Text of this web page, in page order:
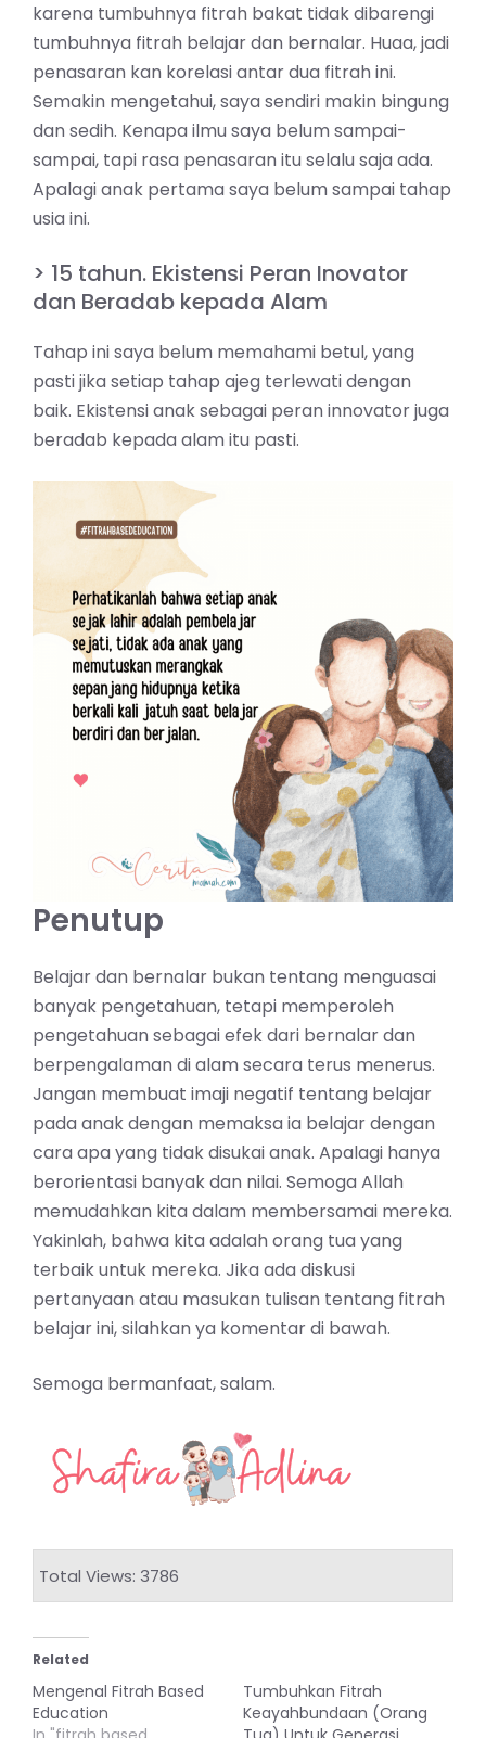
karena tumbuhnya fitrah bakat tidak dibarengi
tumbuhnya fitrah belajar dan bernalar. Huaa, jadi
penasaran kan korelasi antar dua fitrah ini.
Semakin mengetahui, saya sendiri makin bingung
dan sedih. Kenapa ilmu saya belum sampai-
sampai, tapi rasa penasaran itu selalu saja ada.
Apalagi anak pertama saya belum sampai tahap
usia ini.
> 15 tahun. Ekistensi Peran Inovator
dan Beradab kepada Alam
Tahap ini saya belum memahami betul, yang
pasti jika setiap tahap ajeg terlewati dengan
baik. Ekistensi anak sebagai peran innovator juga
beradab kepada alam itu pasti.
Penutup
Belajar dan bernalar bukan tentang menguasai
banyak pengetahuan, tetapi memperoleh
pengetahuan sebagai efek dari bernalar dan
berpengalaman di alam secara terus menerus.
Jangan membuat imaji negatif tentang belajar
pada anak dengan memaksa ia belajar dengan
cara apa yang tidak disukai anak. Apalagi hanya
berorientasi banyak dan nilai. Semoga Allah
memudahkan kita dalam membersamai mereka.
Yakinlah, bahwa kita adalah orang tua yang
terbaik untuk mereka. Jika ada diskusi
pertanyaan atau masukan tulisan tentang fitrah
belajar ini, silahkan ya komentar di bawah.
Semoga bermanfaat, salam.
Total Views: 3786
Related
Mengenal Fitrah Based
Education
Tumbuhkan Fitrah
Keayahbundaan (Orang